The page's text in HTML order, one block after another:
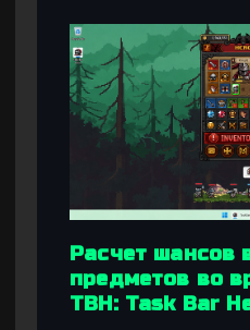
Расчет шансов
предметов во
TBH: Task Bar